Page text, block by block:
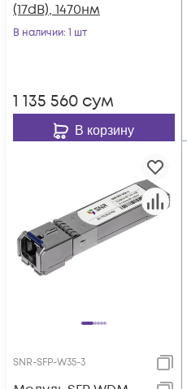
(17dB), 1470нм
В наличии: 1 шт
1 135 560 сум
В корзину
SNR-SFP-W35-3